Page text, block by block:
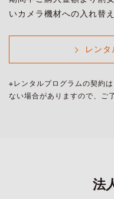
いカメラ機材への入れ替
レン
※レンタルプログラムの契約
ない場合がありますので、ご
法